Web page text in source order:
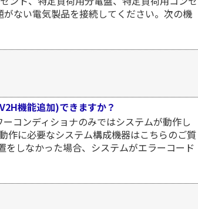
ない電気製品を接続してください。次の機
機能追加)できますか？
コンディショナのみではシステムが動作し
作に必要なシステム構成機器はこちらのご質
しなかった場合、システムがエラーコード